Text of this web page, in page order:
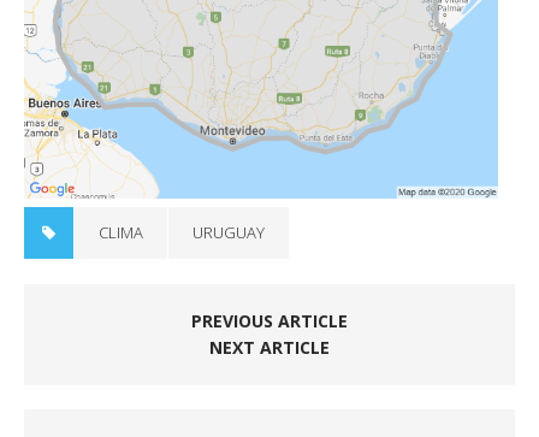
CLIMA URUGUAY
PREVIOUS ARTICLE
NEXT ARTICLE